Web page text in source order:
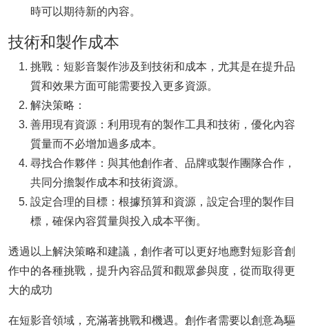
時可以期待新的內容。
技術和製作成本
挑戰：短影音製作涉及到技術和成本，尤其是在提升品
質和效果方面可能需要投入更多資源。
解決策略：
善用現有資源：利用現有的製作工具和技術，優化內容
質量而不必增加過多成本。
尋找合作夥伴：與其他創作者、品牌或製作團隊合作，
共同分擔製作成本和技術資源。
設定合理的目標：根據預算和資源，設定合理的製作目
標，確保內容質量與投入成本平衡。
透過以上解決策略和建議，創作者可以更好地應對短影音創
作中的各種挑戰，提升內容品質和觀眾參與度，從而取得更
大的成功
在短影音領域，充滿著挑戰和機遇。創作者需要以創意為驅